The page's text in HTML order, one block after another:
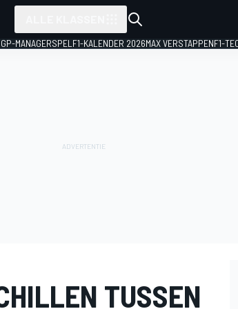
MANAGERSPEL F1-KALENDER 2026MAX VERSTAPPENF1-
TUSSEN